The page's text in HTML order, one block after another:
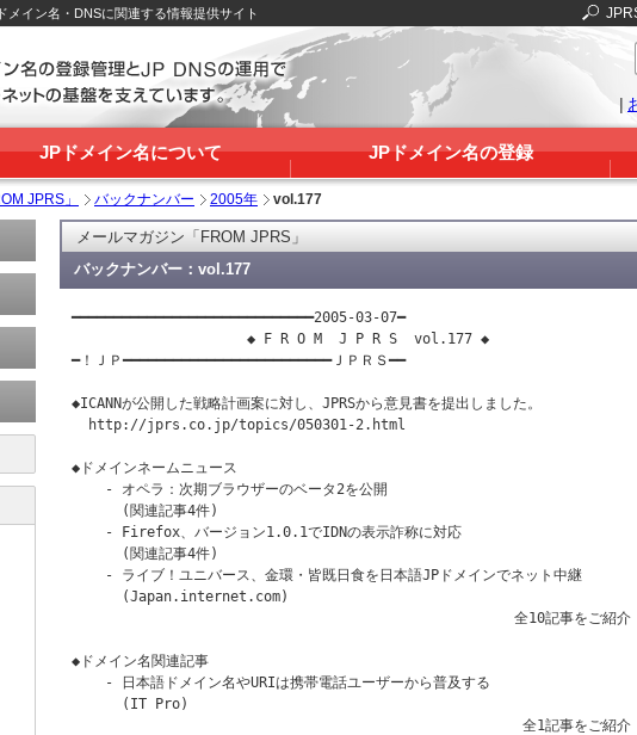
メイン名・DNSに関連する情報提供サイト
|
JPドメイン名について JPドメイン名の登録
JPRS」 バックナンバー 2005年 vol.177
メールマガジン「FROM JPRS」
バックナンバー：vol.177
━━━━━━━━━━━━━━━━━━━━━━━━━━━━━2005-03-07━
                     ◆ F R O M  J P R S  vol.177 ◆
━！ＪＰ━━━━━━━━━━━━━━━━━━━━━━━━━ＪＰＲＳ━━
◆ICANNが公開した戦略計画案に対し、JPRSから意見書を提出しました。
  http://jprs.co.jp/topics/050301-2.html
◆ドメインネームニュース
    - オペラ：次期ブラウザーのベータ2を公開
      (関連記事4件)
    - Firefox、バージョン1.0.1でIDNの表示詐称に対応
      (関連記事4件)
    - ライブ！ユニバース、金環・皆既日食を日本語JPドメインでネット中継
      (Japan.internet.com)
                                                     全10記事をご紹介
◆ドメイン名関連記事
    - 日本語ドメイン名やURIは携帯電話ユーザーから普及する
      (IT Pro)
                                                      全1記事をご紹介